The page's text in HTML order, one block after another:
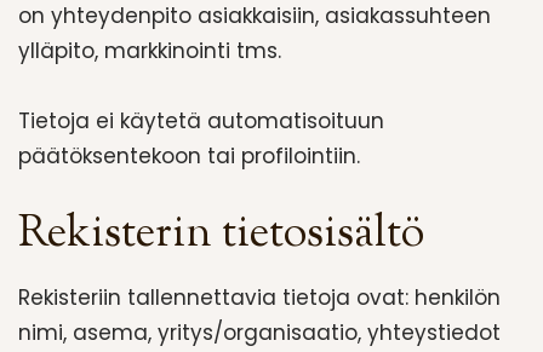
on yhteydenpito asiakkaisiin, asiakassuhteen
ylläpito, markkinointi tms.
Tietoja ei käytetä automatisoituun
päätöksentekoon tai profilointiin.
Rekisterin tietosisältö
Rekisteriin tallennettavia tietoja ovat: henkilön
nimi, asema, yritys/organisaatio, yhteystiedot